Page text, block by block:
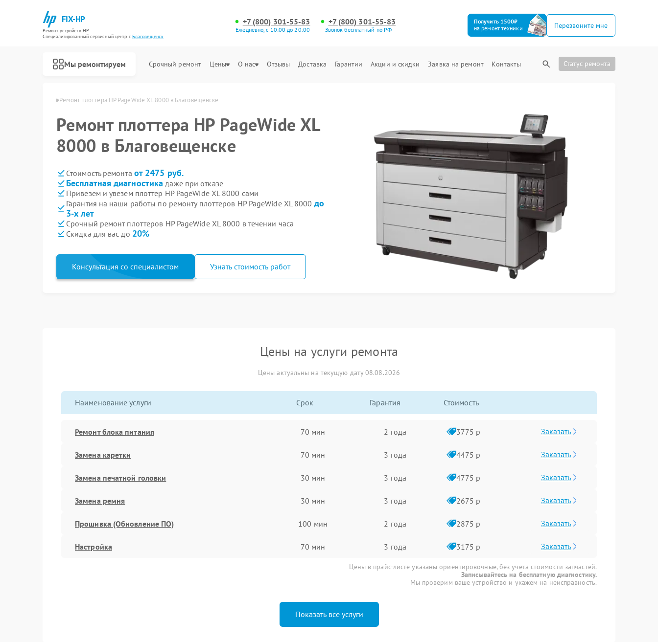
FIX-HP
Ремонт устройств HP
Специализированный cервисный центр г.Благовещенск
+7 (800) 301-55-83
Ежедневно, с 10:00 до 20:00
+7 (800) 301-55-83
Звонок бесплатный по РФ
Получить 1500₽
на ремонт техники
Перезвоните мне
Мы ремонтируем Срочный ремонт Цены О нас Отзывы Доставка Гарантии Акции и скидки Заявка на ремонт Контакты Статус ремонта
в Благовещенске Ремонт плоттера HP PageWide XL 8000 в Благовещенске
Ремонт плоттера HP PageWide XL
8000 в Благовещенске
Стоимость ремонта от 2475 руб.
Бесплатная диагностика даже при отказе
Привезем и увезем плоттер HP PageWide XL 8000 сами
Гарантия на наши работы по ремонту плоттеров HP PageWide XL 8000 до
3-х лет
Срочный ремонт плоттеров HP PageWide XL 8000 в течении часа
Скидка для вас до 20%
Консультация со специалистом Узнать стоимость работ
Цены на услуги ремонта
Цены актуальны на текущую дату 08.08.2026
Наименование услуги Срок Гарантия Стоимость
Ремонт блока питания 70 мин 2 года 3775 р Заказать
Замена каретки 70 мин 3 года 4475 р Заказать
Замена печатной головки 30 мин 3 года 4775 р Заказать
Замена ремня 30 мин 3 года 2675 р Заказать
Прошивка (Обновление ПО) 100 мин 2 года 2875 р Заказать
Настройка 70 мин 3 года 3175 р Заказать
Цены в прайс-листе указаны ориентировочные, без учета стоимости запчастей.
Записывайтесь на бесплатную диагностику.
Мы проверим ваше устройство и укажем на неисправность.
Показать все услуги